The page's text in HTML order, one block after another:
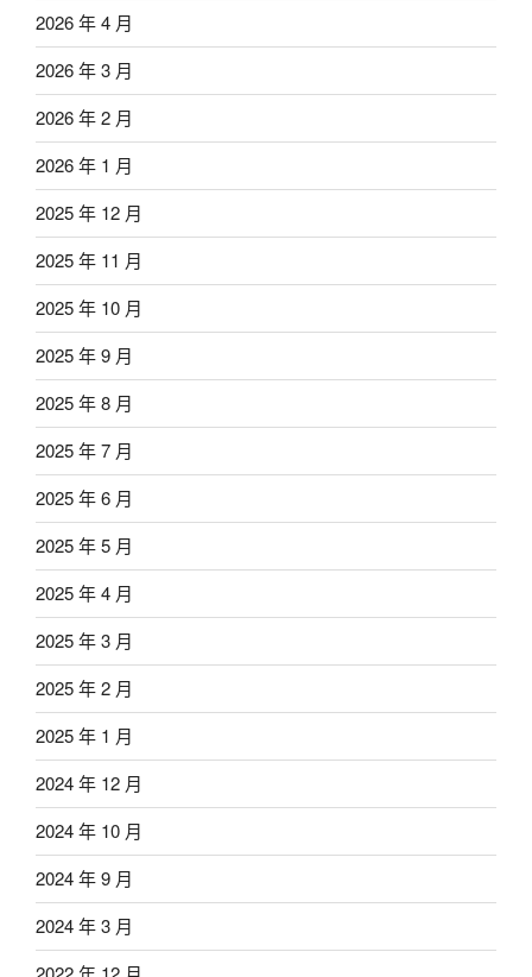
2026 年 4 月
2026 年 3 月
2026 年 2 月
2026 年 1 月
2025 年 12 月
2025 年 11 月
2025 年 10 月
2025 年 9 月
2025 年 8 月
2025 年 7 月
2025 年 6 月
2025 年 5 月
2025 年 4 月
2025 年 3 月
2025 年 2 月
2025 年 1 月
2024 年 12 月
2024 年 10 月
2024 年 9 月
2024 年 3 月